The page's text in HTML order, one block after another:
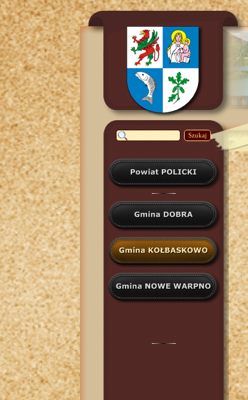
Szukaj